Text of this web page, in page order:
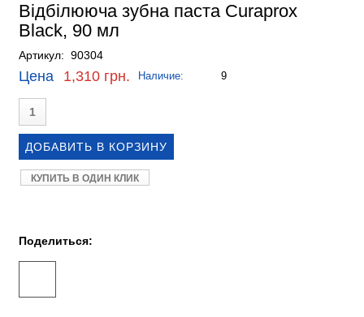
Відбілююча зубна паста Curaprox
Black, 90 мл
Артикул: 90304
Цена 1,310 грн. Наличие: 9
КУПИТЬ В ОДИН КЛИК
Поделиться: